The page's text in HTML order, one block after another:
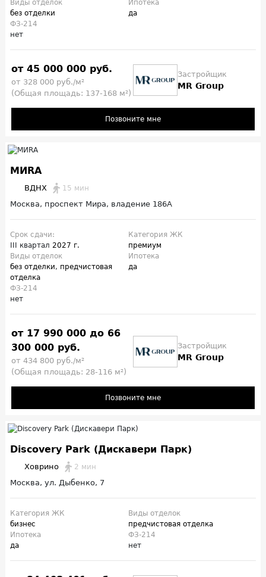
Виды отделок
без отделки
Ипотека
да
ФЗ-214
нет
от 45 000 000 руб.
от 328 000 руб./м²
(Общая площадь: 137-168 м²)
Застройщик
MR Group
Позвоните мне
MИRA
ВДНХ 15 мин
Москва, проспект Мира, владение 186А
Срок сдачи:
III квартал 2027 г.
Категория ЖК
премиум
Виды отделок
без отделки, предчистовая
отделка
Ипотека
да
ФЗ-214
нет
от 17 990 000 до 66
300 000 руб.
от 434 800 руб./м²
(Общая площадь: 28-116 м²)
Застройщик
MR Group
Позвоните мне
Discovery Park (Дискавери Парк)
Ховрино 2 мин
Москва, ул. Дыбенко, 7
Категория ЖК
бизнес
Виды отделок
предчистовая отделка
Ипотека
да
ФЗ-214
нет